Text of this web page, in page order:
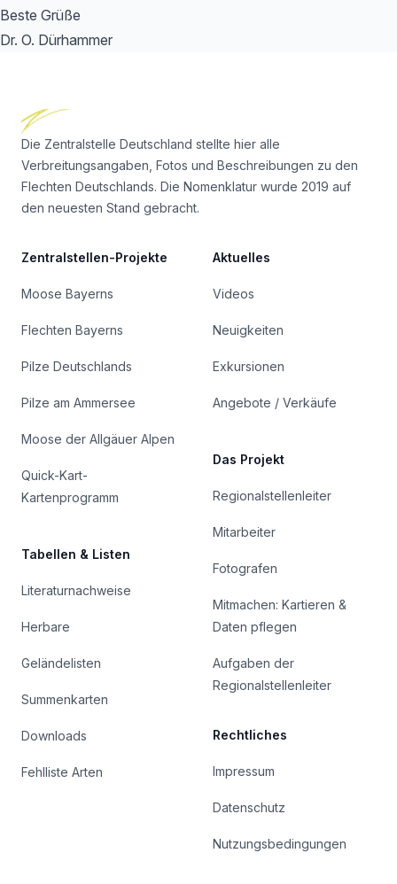
Beste Grüße
Dr. O. Dürhammer
Die Zentralstelle Deutschland stellte hier alle
Verbreitungsangaben, Fotos und Beschreibungen zu den
Flechten Deutschlands. Die Nomenklatur wurde 2019 auf
den neuesten Stand gebracht.
Zentralstellen-Projekte
Moose Bayerns
Flechten Bayerns
Pilze Deutschlands
Pilze am Ammersee
Moose der Allgäuer Alpen
Quick-Kart-
Kartenprogramm
Tabellen & Listen
Literaturnachweise
Herbare
Geländelisten
Summenkarten
Downloads
Fehlliste Arten
Aktuelles
Videos
Neuigkeiten
Exkursionen
Angebote / Verkäufe
Das Projekt
Regionalstellenleiter
Mitarbeiter
Fotografen
Mitmachen: Kartieren &
Daten pflegen
Aufgaben der
Regionalstellenleiter
Rechtliches
Impressum
Datenschutz
Nutzungsbedingungen